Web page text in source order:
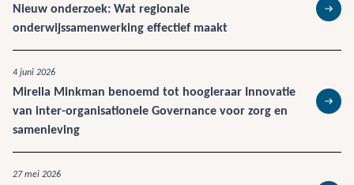
Nieuw onderzoek: Wat regionale
onderwijssamenwerking effectief maakt
Lees
4 juni 2026
Mirella Minkman benoemd tot hoogleraar Innovatie
van inter-organisationele Governance voor zorg en
samenleving
Lees
27 mei 2026